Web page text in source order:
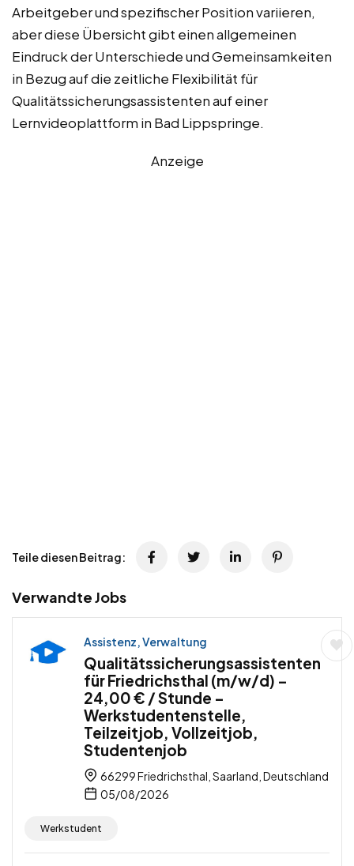
Arbeitgeber und spezifischer Position variieren,
aber diese Übersicht gibt einen allgemeinen
Eindruck der Unterschiede und Gemeinsamkeiten
in Bezug auf die zeitliche Flexibilität für
Qualitätssicherungsassistenten auf einer
Lernvideoplattform in Bad Lippspringe.
Anzeige
Teile diesen Beitrag:
Verwandte Jobs
Assistenz, Verwaltung
Qualitätssicherungsassistenten
für Friedrichsthal (m/w/d) –
24,00 € / Stunde –
Werkstudentenstelle,
Teilzeitjob, Vollzeitjob,
Studentenjob
66299 Friedrichsthal, Saarland, Deutschland
05/08/2026
Werkstudent